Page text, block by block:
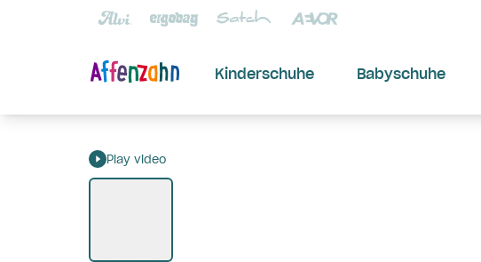
Kinderschuhe Babyschuhe
Play video